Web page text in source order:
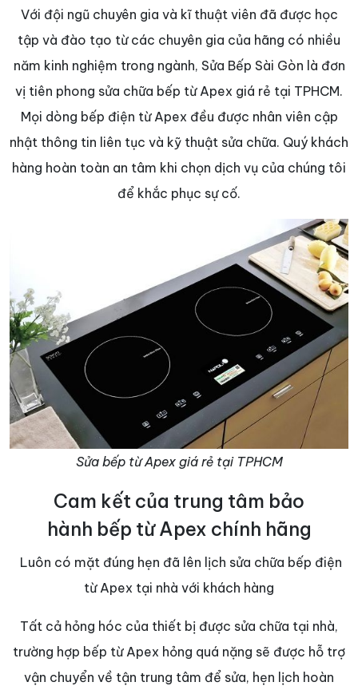
Với đội ngũ chuyên gia và kĩ thuật viên đã được học
tập và đào tạo từ các chuyên gia của hãng có nhiều
năm kinh nghiệm trong ngành, Sửa Bếp Sài Gòn là đơn
vị tiên phong sửa chữa bếp từ Apex giá rẻ tại TPHCM.
Mọi dòng bếp điện từ Apex đều được nhân viên cập
nhật thông tin liên tục và kỹ thuật sửa chữa. Quý khách
hàng hoàn toàn an tâm khi chọn dịch vụ của chúng tôi
để khắc phục sự cố.
Sửa bếp từ Apex giá rẻ tại TPHCM
Cam kết của trung tâm bảo
hành bếp từ Apex chính hãng
Luôn có mặt đúng hẹn đã lên lịch sửa chữa bếp điện
từ Apex tại nhà với khách hàng
Tất cả hỏng hóc của thiết bị được sửa chữa tại nhà,
trường hợp bếp từ Apex hỏng quá nặng sẽ được hỗ trợ
vận chuyển về tận trung tâm để sửa, hẹn lịch hoàn